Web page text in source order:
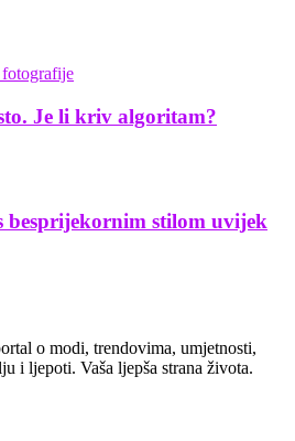
Je li kriv algoritam?
besprijekornim stilom uvijek
o modi, trendovima, umjetnosti,
i ljepoti. Vaša ljepša strana života.